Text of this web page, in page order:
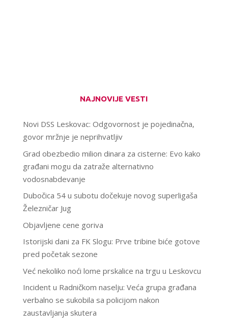
NAJNOVIJE VESTI
Novi DSS Leskovac: Odgovornost je pojedinačna,
govor mržnje je neprihvatljiv
Grad obezbedio milion dinara za cisterne: Evo kako
građani mogu da zatraže alternativno
vodosnabdevanje
Dubočica 54 u subotu dočekuje novog superligaša
Železničar Jug
Objavljene cene goriva
Istorijski dani za FK Slogu: Prve tribine biće gotove
pred početak sezone
Već nekoliko noći lome prskalice na trgu u Leskovcu
Incident u Radničkom naselju: Veća grupa građana
verbalno se sukobila sa policijom nakon
zaustavljanja skutera